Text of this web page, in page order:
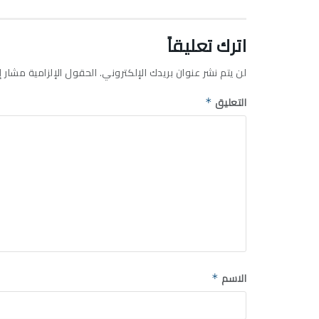
اترك تعليقاً
لن يتم نشر عنوان بريدك الإلكتروني.الحقول الإلزامية مشار
التعليق *
الاسم *